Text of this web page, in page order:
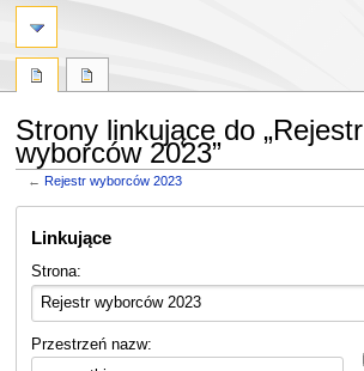
Strony linkujące do „Rejestr
wyborców 2023”
←Rejestr wyborców 2023
Linkujące
Strona:
Przestrzeń nazw: